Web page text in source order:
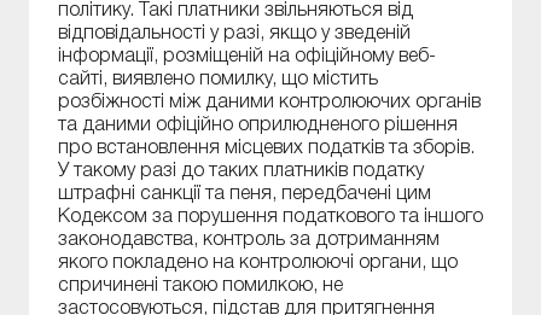
політику. Такі платники звільняються від
відповідальності у разі, якщо у зведеній
інформації, розміщеній на офіційному веб-
сайті, виявлено помилку, що містить
розбіжності між даними контролюючих органів
та даними офіційно оприлюдненого рішення
про встановлення місцевих податків та зборів.
У такому разі до таких платників податку
штрафні санкції та пеня, передбачені цим
Кодексом за порушення податкового та іншого
законодавства, контроль за дотриманням
якого покладено на контролюючі органи, що
спричинені такою помилкою, не
застосовуються, підстав для притягнення